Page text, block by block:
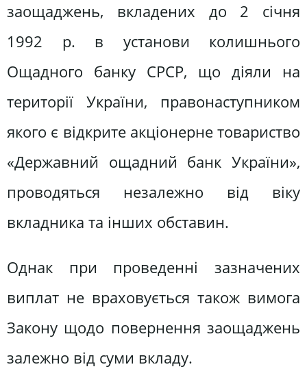
заощаджень, вкладених до 2 січня
1992 р. в установи колишнього
Ощадного банку СРСР, що діяли на
території України, правонаступником
якого є відкрите акціонерне товариство
«Державний ощадний банк України»,
проводяться незалежно від віку
вкладника та інших обставин.
Однак при проведенні зазначених
виплат не враховується також вимога
Закону щодо повернення заощаджень
залежно від суми вкладу.